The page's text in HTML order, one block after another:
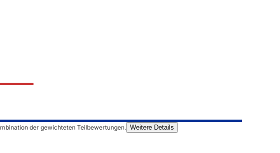
der gewichteten Teilbewertungen. Weitere Details